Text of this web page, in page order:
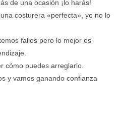
de una ocasión ¡lo harás!
costurera «perfecta», yo no lo
fallos pero lo mejor es
cómo puedes arreglarlo.
y vamos ganando confianza